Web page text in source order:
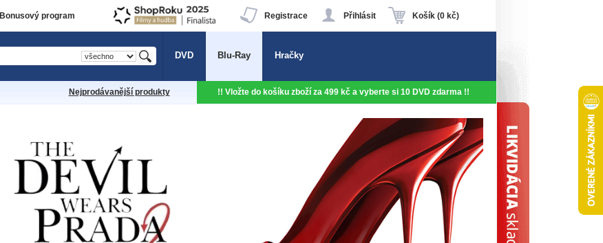
Bonusový program Košík (0 kč)
Přihlásit
Registrace
DVD Blu-Ray Hračky
Nejprodávanější produkty !! Vložte do košíku zboží za 499 kč a vyberte si 10 DVD zdarma !!